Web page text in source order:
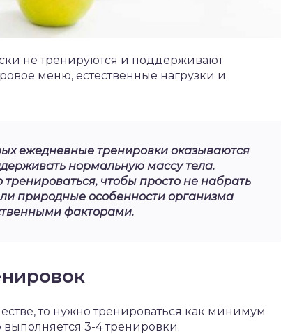
не тренируются и поддерживают
меню, естественные нагрузки и
ежедневные тренировки оказываются
нормальную массу тела.
тренироваться, чтобы просто не набрать
природные особенности организма
факторами.
то нужно тренироваться как минимум
выполняется 3-4 тренировки.